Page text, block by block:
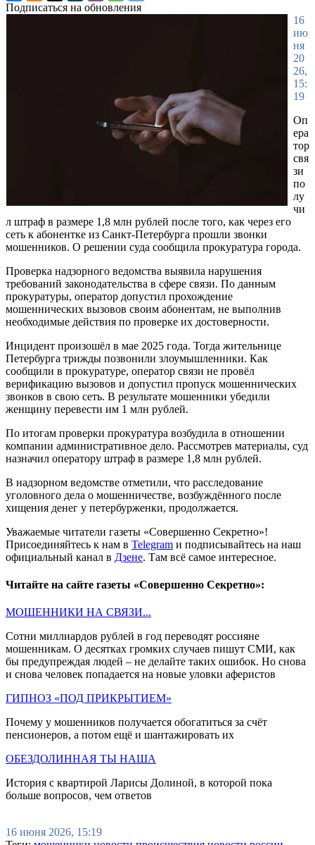
Подписаться на обновления
16
ию
ня
20
26,
15:
19
Оп
ера
тор
свя
зи
по
лу
чи
л штраф в размере 1,8 млн рублей после того, как через его
сеть к абонентке из Санкт-Петербурга прошли звонки
мошенников. О решении суда сообщила прокуратура города.
Проверка надзорного ведомства выявила нарушения
требований законодательства в сфере связи. По данным
прокуратуры, оператор допустил прохождение
мошеннических вызовов своим абонентам, не выполнив
необходимые действия по проверке их достоверности.
Инцидент произошёл в мае 2025 года. Тогда жительнице
Петербурга трижды позвонили злоумышленники. Как
сообщили в прокуратуре, оператор связи не провёл
верификацию вызовов и допустил пропуск мошеннических
звонков в свою сеть. В результате мошенники убедили
женщину перевести им 1 млн рублей.
По итогам проверки прокуратура возбудила в отношении
компании административное дело. Рассмотрев материалы, суд
назначил оператору штраф в размере 1,8 млн рублей.
В надзорном ведомстве отметили, что расследование
уголовного дела о мошенничестве, возбуждённого после
хищения денег у петербурженки, продолжается.
Уважаемые читатели газеты «Совершенно Секретно»!
Присоединяйтесь к нам в Telegram и подписывайтесь на наш
официальный канал в Дзене. Там всё самое интересное.
Читайте на сайте газеты «Совершенно Секретно»:
МОШЕННИКИ НА СВЯЗИ...
Сотни миллиардов рублей в год переводят россияне
мошенникам. О десятках громких случаев пишут СМИ, как
бы предупреждая людей – не делайте таких ошибок. Но снова
и снова человек попадается на новые уловки аферистов
ГИПНОЗ «ПОД ПРИКРЫТИЕМ»
Почему у мошенников получается обогатиться за счёт
пенсионеров, а потом ещё и шантажировать их
ОБЕЗДОЛИННАЯ ТЫ НАША
История с квартирой Ларисы Долиной, в которой пока
больше вопросов, чем ответов
16 июня 2026, 15:19